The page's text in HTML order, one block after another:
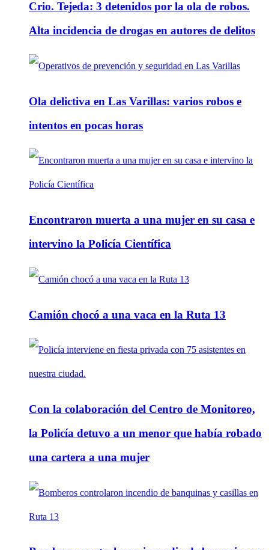
Crio. Tejeda: 3 detenidos por la ola de robos.
Alta incidencia de drogas en autores de delitos
Ola delictiva en Las Varillas: varios robos e
intentos en pocas horas
Encontraron muerta a una mujer en su casa e
intervino la Policía Científica
Camión chocó a una vaca en la Ruta 13
Con la colaboración del Centro de Monitoreo,
la Policía detuvo a un menor que había robado
una cartera a una mujer